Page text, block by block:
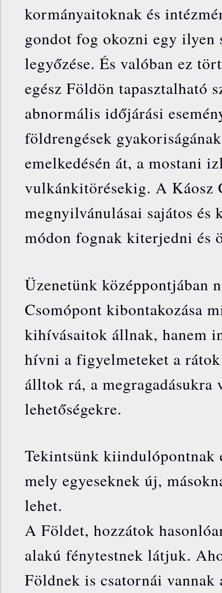
kormányaitoknak és
gondot fog okozni egy ilyen
legyőzése. És valóban ez
egész Földön tapasztalható
abnormális időjárási
földrengések
emelkedésén át, a mostani
vulkánkitörésekig. A Káosz
megnyilvánulásai sajátos és
módon fognak kiterjedni és
Üzenetünk középpontjában
Csomópont kibontakozása
kihívásaitok állnak, hanem
hívni a figyelmeteket a rátok
álltok rá, a megragadásukra
lehetőségekre.
Tekintsünk kiindulópontnak
mely egyeseknek új,
lehet.
A Földet, hozzátok
alakú fénytestnek látjuk.
Földnek is csatornái